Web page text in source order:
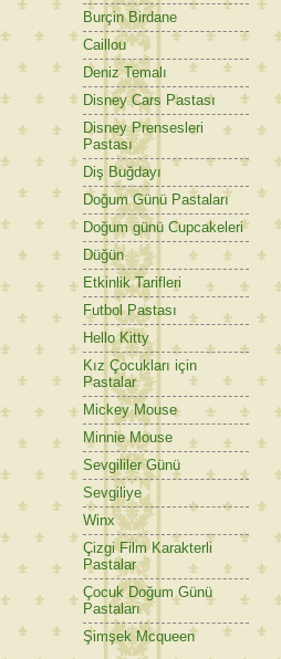
Burçin Birdane
Caillou
Deniz Temalı
Disney Cars Pastası
Disney Prensesleri
Pastası
Diş Buğdayı
Doğum Günü Pastaları
Doğum günü Cupcakeleri
Düğün
Etkinlik Tarifleri
Futbol Pastası
Hello Kitty
Kız Çocukları için
Pastalar
Mickey Mouse
Minnie Mouse
Sevgililer Günü
Sevgiliye
Winx
Çizgi Film Karakterli
Pastalar
Çocuk Doğum Günü
Pastaları
Şimşek Mcqueen